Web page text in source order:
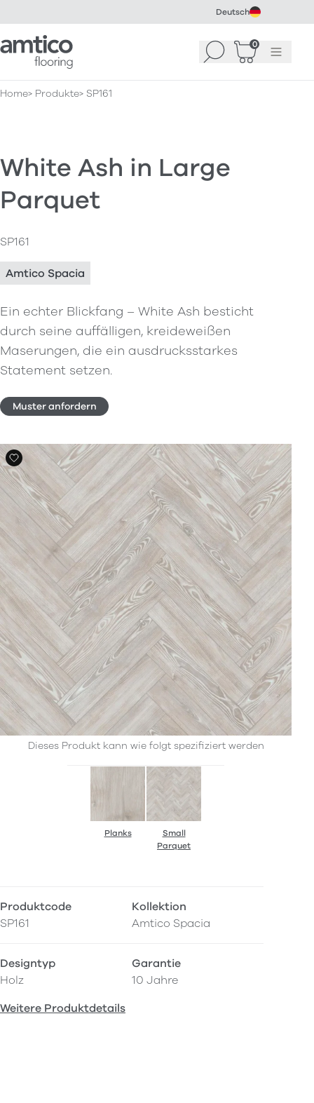
Deutsch
Amtico Flooring Suchen 0
WarenkorbMenü
Home Produkte SP161
White Ash in Large
Parquet
SP161
Amtico Spacia
Ein echter Blickfang – White Ash besticht
durch seine auffälligen, kreideweißen
Maserungen, die ein ausdrucksstarkes
Statement setzen.
Muster anfordern
Dieses Produkt kann wie folgt spezifiziert werden
Planks
Small
Parquet
Produktcode
SP161
Kollektion
Amtico Spacia
Designtyp
Holz
Garantie
10 Jahre
Weitere Produktdetails